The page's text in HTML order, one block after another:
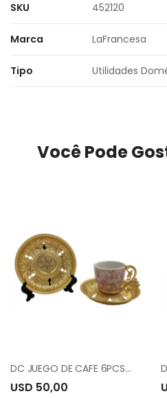
SKU 452120
Marca LaFrancesa
Tipo Utilidades
Você Pode
DC JUEGO DE CAFE 6PCS 12-007-K6-DSNP-18
USD 50,00